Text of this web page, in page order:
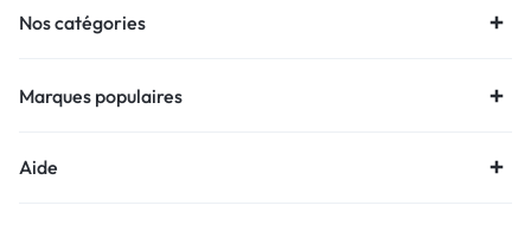
Nos catégories
Marques populaires
Aide